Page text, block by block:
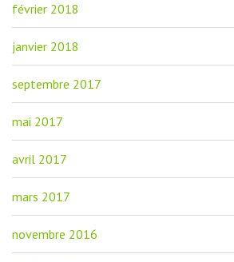
février 2018
janvier 2018
septembre 2017
mai 2017
avril 2017
mars 2017
novembre 2016